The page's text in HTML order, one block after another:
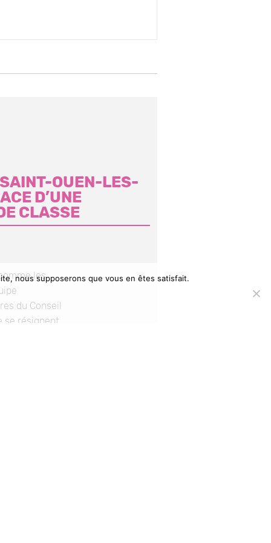
SAINT-OUEN-LES-
D’UNE
CLASSE
les
du Conseil
se résignent
nous supposerons que vous en êtes satisfait.